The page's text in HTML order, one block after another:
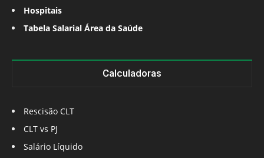
Hospitais
Tabela Salarial Área da Saúde
Calculadoras
Rescisão CLT
CLT vs PJ
Salário Líquido